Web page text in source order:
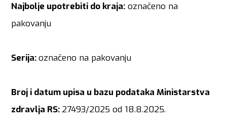
Najbolje upotrebiti do kraja: označeno na
pakovanju
Serija:označeno na pakovanju
Broj i datum upisa u bazu podataka Ministarstva
zdravlja RS: 27493/2025 od 18.8.2025.